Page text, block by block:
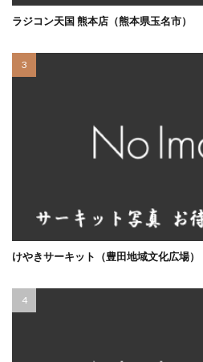
ラジコン天国 熊本店（熊本県玉名市）
けやきサーキット（豊田地域文化広場）